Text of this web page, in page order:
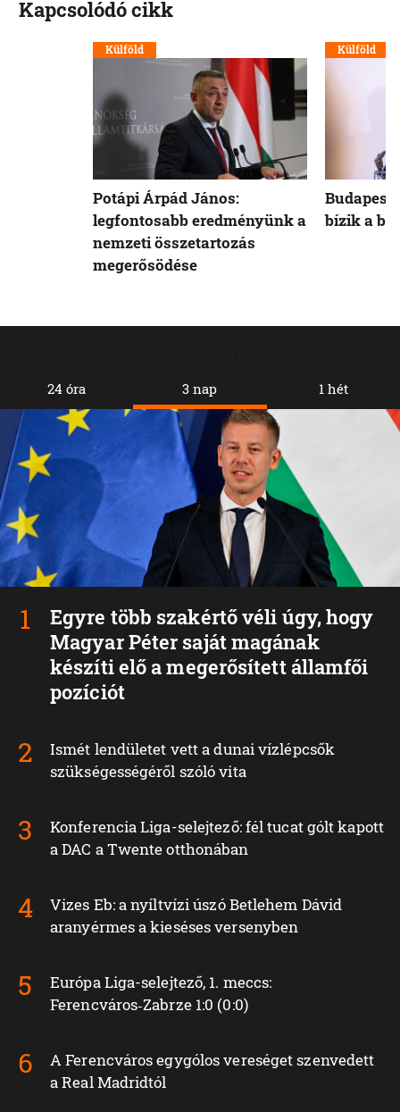
24 óra 3 nap
Egyre több szakértő véli úgy, hogy
Magyar Péter saját magának
készíti elő a megerősített államfői
pozíciót
Ismét lendületet vett a dunai vízlépcsők
szükségességéről szóló vita
Konferencia Liga-selejtező: fél tucat gólt kapott
a DAC a Twente otthonában
Vizes Eb: a nyíltvízi úszó Betlehem Dávid
aranyérmes a kieséses versenyben
Európa Liga-selejtező, 1. meccs:
Ferencváros‑Zabrze 1:0 (0:0)
A Ferencváros egygólos vereséget szenvedett
a Real Madridtól
1 hét
Kapcsolódó cikk
Külföld
Potápi Árpád János:
legfontosabb eredményünk a
nemzeti összetartozás
megerősödése
Külföld
Budapest
bízik a